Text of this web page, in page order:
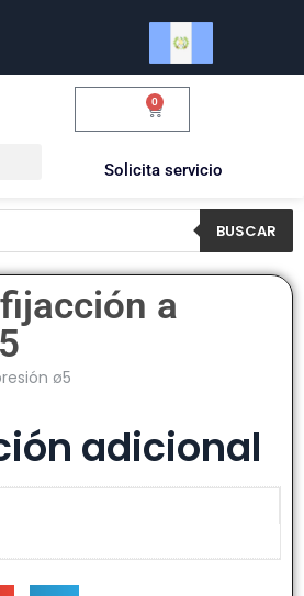
0
Solicita servicio
BUSCAR
a
ø5
adicional